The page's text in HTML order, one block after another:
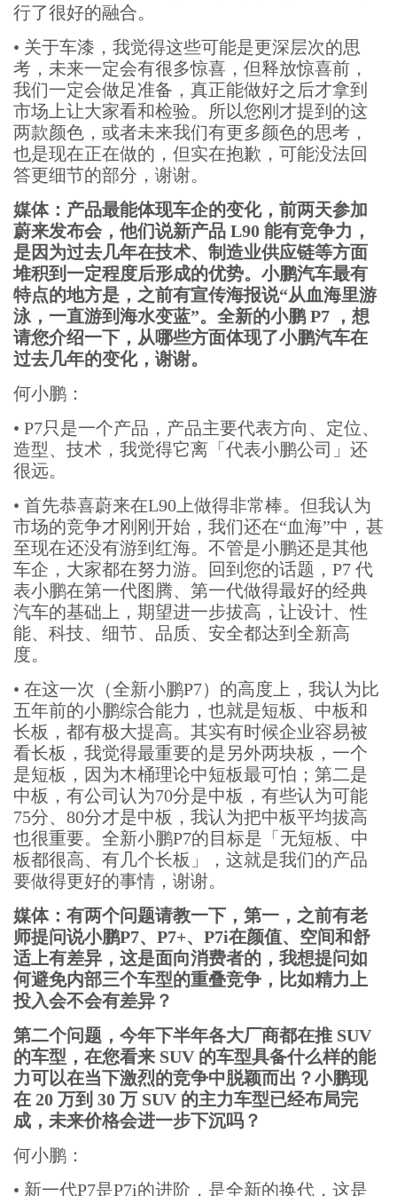
行了很好的融合。
• 关于车漆，我觉得这些可能是更深层次的思
考，未来一定会有很多惊喜，但释放惊喜前，
我们一定会做足准备，真正能做好之后才拿到
市场上让大家看和检验。所以您刚才提到的这
两款颜色，或者未来我们有更多颜色的思考，
也是现在正在做的，但实在抱歉，可能没法回
答更细节的部分，谢谢。
媒体：产品最能体现车企的变化，前两天参加
蔚来发布会，他们说新产品 L90 能有竞争力，
是因为过去几年在技术、制造业供应链等方面
堆积到一定程度后形成的优势。小鹏汽车最有
特点的地方是，之前有宣传海报说“从血海里游
泳，一直游到海水变蓝”。全新的小鹏 P7 ，想
请您介绍一下，从哪些方面体现了小鹏汽车在
过去几年的变化，谢谢。
何小鹏：
• P7只是一个产品，产品主要代表方向、定位、
造型、技术，我觉得它离「代表小鹏公司」还
很远。
• 首先恭喜蔚来在L90上做得非常棒。但我认为
市场的竞争才刚刚开始，我们还在“血海”中，甚
至现在还没有游到红海。不管是小鹏还是其他
车企，大家都在努力游。回到您的话题，P7 代
表小鹏在第一代图腾、第一代做得最好的经典
汽车的基础上，期望进一步拔高，让设计、性
能、科技、细节、品质、安全都达到全新高
度。
• 在这一次（全新小鹏P7）的高度上，我认为比
五年前的小鹏综合能力，也就是短板、中板和
长板，都有极大提高。其实有时候企业容易被
看长板，我觉得最重要的是另外两块板，一个
是短板，因为木桶理论中短板最可怕；第二是
中板，有公司认为70分是中板，有些认为可能
75分、80分才是中板，我认为把中板平均拔高
也很重要。全新小鹏P7的目标是「无短板、中
板都很高、有几个长板」，这就是我们的产品
要做得更好的事情，谢谢。
媒体：有两个问题请教一下，第一，之前有老
师提问说小鹏P7、P7+、P7i在颜值、空间和舒
适上有差异，这是面向消费者的，我想提问如
何避免内部三个车型的重叠竞争，比如精力上
投入会不会有差异？
第二个问题，今年下半年各大厂商都在推 SUV
的车型，在您看来 SUV 的车型具备什么样的能
力可以在当下激烈的竞争中脱颖而出？小鹏现
在 20 万到 30 万 SUV 的主力车型已经布局完
成，未来价格会进一步下沉吗？
何小鹏：
• 新一代P7是P7i的进阶，是全新的换代，这是